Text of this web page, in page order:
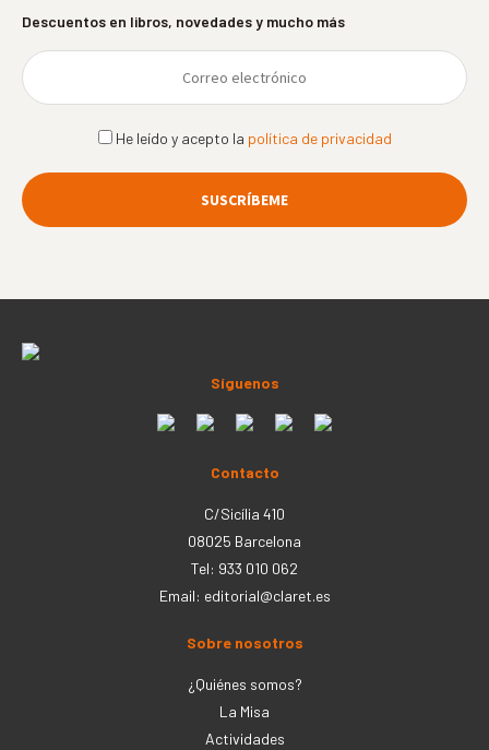
Descuentos en libros, novedades y mucho más
He leído y acepto la política de privacidad
Síguenos
Contacto
C/Sicília 410
08025 Barcelona
Tel: 933 010 062
Email: editorial@claret.es
Sobre nosotros
¿Quiénes somos?
La Misa
Actividades